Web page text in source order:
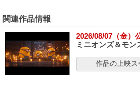
関連作品情報
2026/08/07（金）
ミニオンズ＆モン
作品の上映ス